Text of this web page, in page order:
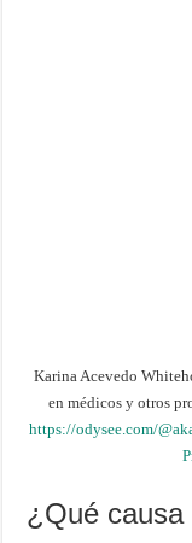
Karina Acevedo
en médicos y otros
https://odysee.com/
¿Qué